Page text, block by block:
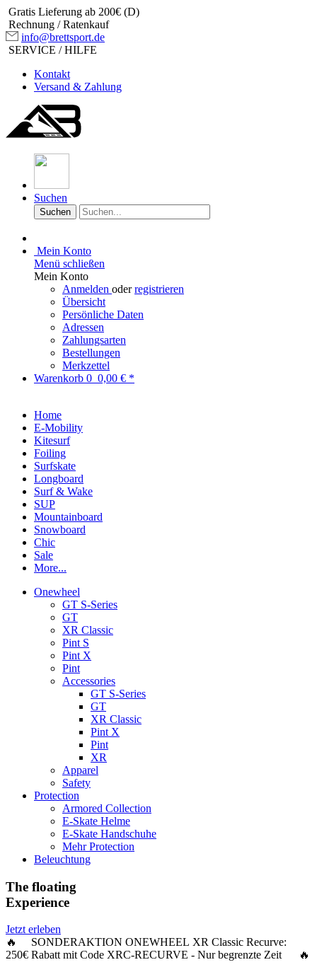
Gratis Lieferung ab 200€ (D)
Rechnung / Ratenkauf
info@brettsport.de
SERVICE / HILFE
Kontakt
Versand & Zahlung
Suchen
Suchen
Mein Konto
Menü schließen
Mein Konto
Anmelden oderregistrieren
Übersicht
Persönliche Daten
Adressen
Zahlungsarten
Bestellungen
Merkzettel
Warenkorb 0 0,00 € *
Home
E-Mobility
Kitesurf
Foiling
Surfskate
Longboard
Surf & Wake
SUP
Mountainboard
Snowboard
Chic
Sale
More...
Onewheel
GT S-Series
GT
XR Classic
Pint S
Pint X
Pint
Accessories
GT S-Series
GT
XR Classic
Pint X
Pint
XR
Apparel
Safety
Protection
Armored Collection
E-Skate Helme
E-Skate Handschuhe
Mehr Protection
Beleuchtung
The floating
Experience
Jetzt erleben
🔥 SONDERAKTION ONEWHEEL XR Classic Recurve:
250€ Rabattmit Code XRC-RECURVE - Nur begrenzte Zeit 🔥